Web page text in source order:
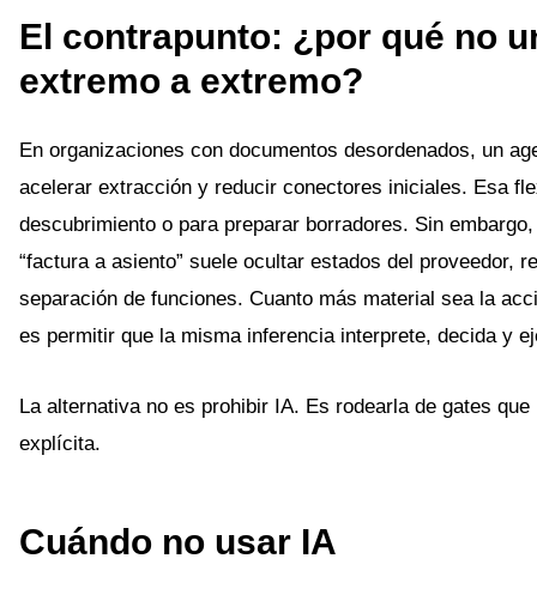
El contrapunto: ¿por qué no
extremo a extremo?
En organizaciones con documentos desordenados, un
acelerar extracción y reducir conectores iniciales. Esa
descubrimiento o para preparar borradores. Sin
“factura a asiento” suele ocultar estados del proveedor,
separación de funciones. Cuanto más material sea la
es permitir que la misma inferencia interprete, decida y
La alternativa no es prohibir IA. Es rodearla de gates
explícita.
Cuándo no usar IA